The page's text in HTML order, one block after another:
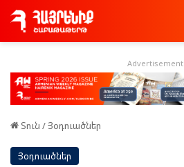
Advertisement
Տուն /Յօդուածներ
Յօդուածներ